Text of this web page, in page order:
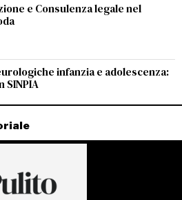
e Consulenza legale nel
infanzia e adolescenza:
SINPIA